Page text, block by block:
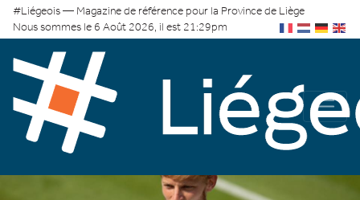
#Liégeois — Magazine de référence pour la Province de Liège
Nous sommes le 6 Août 2026, il est 21:29pm